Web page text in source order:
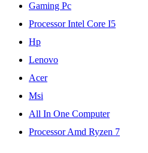
Gaming Pc
Processor Intel Core I5
Hp
Lenovo
Acer
Msi
All In One Computer
Processor Amd Ryzen 7